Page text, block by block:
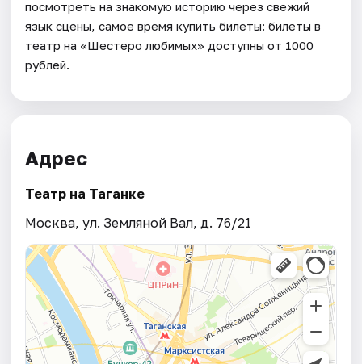
посмотреть на знакомую историю через свежий
язык сцены, самое время купить билеты: билеты в
театр на «Шестеро любимых» доступны от 1000
рублей.
Адрес
Театр на Таганке
Москва, ул. Земляной Вал, д. 76/21